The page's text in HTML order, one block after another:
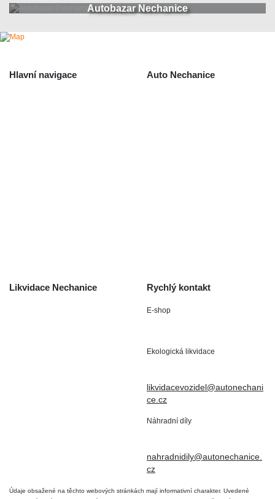
Autobazar Nechanice
Hlavní navigace Auto Nechanice
Likvidace Nechanice Rychlý kontakt
E-shop
Ekologická likvidace
likvidacevozidel@autonechani
ce.cz
Náhradní díly
nahradnidily@autonechanice.
cz
Údaje obsažené na těchto webových stránkách mají informativní charakter. Uvedené